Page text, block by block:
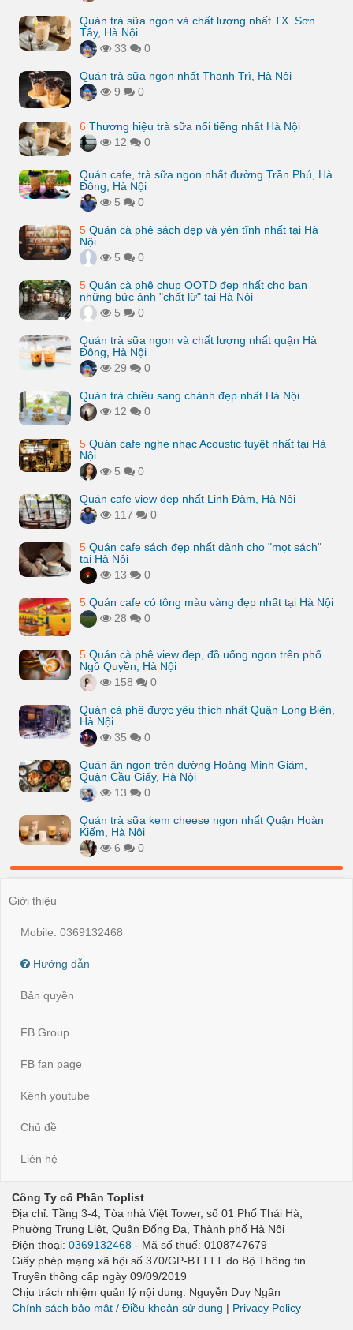
Quán trà sữa ngon và chất lượng nhất TX. Sơn
Tây, Hà Nội
33
0
Quán trà sữa ngon nhất Thanh Trì, Hà Nội
9
0
6 Thương hiệu trà sữa nổi tiếng nhất Hà Nội
12
0
Quán cafe, trà sữa ngon nhất đường Trần Phú, Hà
Đông, Hà Nội
5
0
5 Quán cà phê sách đẹp và yên tĩnh nhất tại Hà
Nội
5
0
5 Quán cà phê chụp OOTD đẹp nhất cho bạn
những bức ảnh "chất lừ" tại Hà Nội
5
0
Quán trà sữa ngon và chất lượng nhất quận Hà
Đông, Hà Nội
29
0
Quán trà chiều sang chảnh đẹp nhất Hà Nội
12
0
5 Quán cafe nghe nhạc Acoustic tuyệt nhất tại Hà
Nội
5
0
Quán cafe view đẹp nhất Linh Đàm, Hà Nội
117
0
5 Quán cafe sách đẹp nhất dành cho "mọt sách"
tại Hà Nội
13
0
5 Quán cafe có tông màu vàng đẹp nhất tại Hà Nội
28
0
5 Quán cà phê view đẹp, đồ uống ngon trên phố
Ngô Quyền, Hà Nội
158
0
Quán cà phê được yêu thích nhất Quận Long Biên,
Hà Nội
35
0
Quán ăn ngon trên đường Hoàng Minh Giám,
Quận Cầu Giấy, Hà Nội
13
0
Quán trà sữa kem cheese ngon nhất Quận Hoàn
Kiếm, Hà Nội
6
0
Giới thiệu
Mobile: 0369132468
Hướng dẫn
Bản quyền
FB Group
FB fan page
Kênh youtube
Chủ đề
Liên hệ
Công Ty cổ Phần Toplist
Địa chỉ: Tầng 3-4, Tòa nhà Việt Tower, số 01 Phố Thái Hà,
Phường Trung Liệt, Quận Đống Đa, Thành phố Hà Nội
Điện thoại: 0369132468 - Mã số thuế: 0108747679
Giấy phép mạng xã hội số 370/GP-BTTTT do Bộ Thông tin
Truyền thông cấp ngày 09/09/2019
Chịu trách nhiệm quản lý nội dung: Nguyễn Duy Ngân
Chính sách bảo mật / Điều khoản sử dụng | Privacy Policy